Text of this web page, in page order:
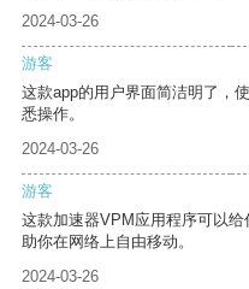
2024-03-26
游客
这款app的用户界面简洁明了，
悉操作。
2024-03-26
游客
这款加速器VPM应用程序可以
助你在网络上自由移动。
2024-03-26